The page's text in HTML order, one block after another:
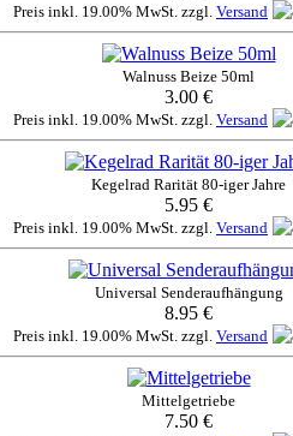
Preis inkl. 19.00% MwSt. zzgl. Versand
Walnuss Beize 50ml
3.00 €
Preis inkl. 19.00% MwSt. zzgl. Versand
Kegelrad Rarität 80-iger Jahre
5.95 €
Preis inkl. 19.00% MwSt. zzgl. Versand
Universal Senderaufhängung
8.95 €
Preis inkl. 19.00% MwSt. zzgl. Versand
Mittelgetriebe
7.50 €